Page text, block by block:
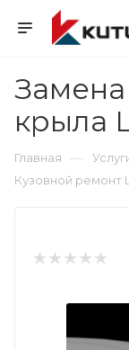
Замена
крыла
Главная —
Кузовной ремонт